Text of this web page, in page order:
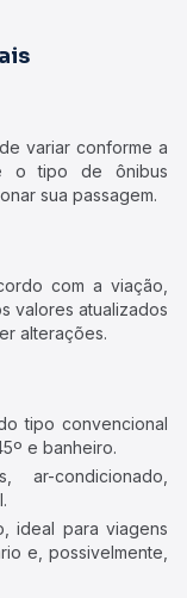
variar conforme a
o tipo de ônibus
sua passagem.
com a viação,
valores atualizados
alterações.
tipo convencional
e banheiro.
ar-condicionado,
ideal para viagens
e, possivelmente,